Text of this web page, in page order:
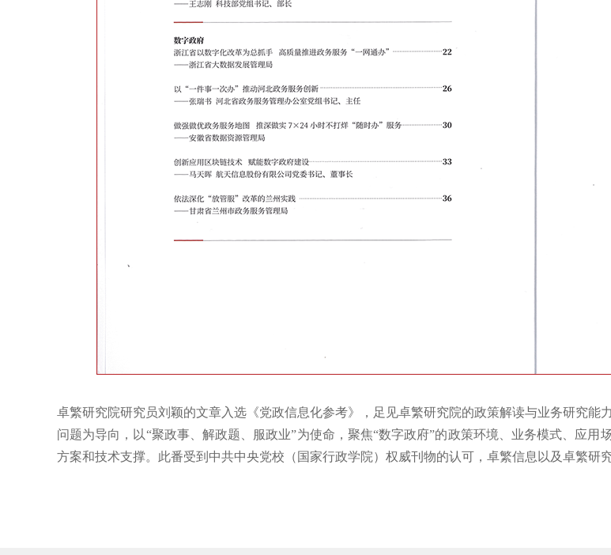
卓繁研究院研究员刘颖的文章入选《党政信息化参考》，足见卓繁研究院的政策解读与业务研究
问题为导向，以“聚政事、解政题、服政业”为使命，聚焦“数字政府”的政策环境、业务模式、应
方案和技术支撑。此番受到中共中央党校（国家行政学院）权威刊物的认可，卓繁信息以及卓繁研